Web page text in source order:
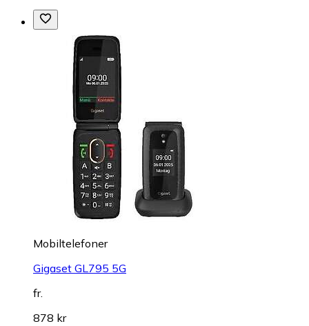
Mobiltelefoner
Gigaset GL795 5G
fr.
878 kr